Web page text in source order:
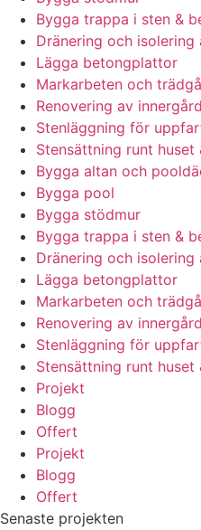
Bygga trappa i sten &
Dränering och
Lägga betongplattor
Markarbeten och
Renovering av innergård
Stenläggning för
Stensättning runt huset
Bygga altan och
Bygga pool
Bygga stödmur
Bygga trappa i sten &
Dränering och
Lägga betongplattor
Markarbeten och
Renovering av innergård
Stenläggning för
Stensättning runt huset
Projekt
Blogg
Offert
Projekt
Blogg
Offert
Senaste projekten